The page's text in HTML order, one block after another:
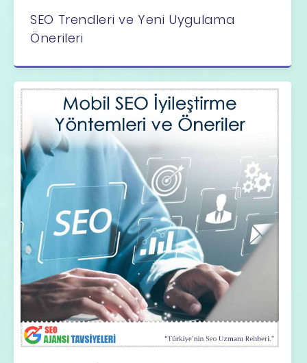
SEO Trendleri ve Yeni Uygulama
Önerileri